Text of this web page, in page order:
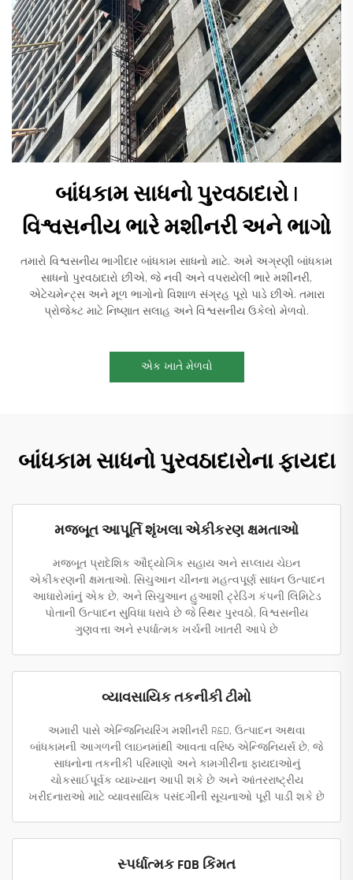
બાંધકામ સાધનો પુરવઠાદારો |
વિશ્વસનીય ભારે મશીનરી અને ભાગો
તમારો વિશ્વસનીય ભાગીદાર બાંધકામ સાધનો માટે. અમે અગ્રણી બાંધકામ
સાધનો પુરવઠાદારો છીએ, જે નવી અને વપરાયેલી ભારે મશીનરી,
એટેચમેન્ટ્સ અને મૂળ ભાગોનો વિશાળ સંગ્રહ પૂરો પાડે છીએ. તમારા
પ્રોજેક્ટ માટે નિષ્ણાત સલાહ અને વિશ્વસનીય ઉકેલો મેળવો.
એક ખાતે મેળવો
બાંધકામ સાધનો પુરવઠાદારોના ફાયદા
મજબૂત આપૂર્તિ શૃંખલા એકીકરણ ક્ષમતાઓ
મજબૂત પ્રાદેશિક ઔદ્યોગિક સહાય અને સપ્લાય ચેઇન
એકીકરણની ક્ષમતાઓ. સિચુઆન ચીનના મહત્વપૂર્ણ સાધન ઉત્પાદન
આધારોમાંનું એક છે, અને સિચુઆન હુઆશી ટ્રેડિંગ કંપની લિમિટેડ
પોતાની ઉત્પાદન સુવિધા ધરાવે છે જે સ્થિર પુરવઠો, વિશ્વસનીય
ગુણવત્તા અને સ્પર્ધાત્મક ખર્ચની ખાતરી આપે છે
વ્યાવસાયિક તકનીકી ટીમો
અમારી પાસે એન્જિનિયરિંગ મશીનરી R&D, ઉત્પાદન અથવા
બાંધકામની આગળની લાઇનમાંથી આવતા વરિષ્ઠ એન્જિનિયર્સ છે, જે
સાધનોના તકનીકી પરિમાણો અને કામગીરીના ફાયદાઓનું
ચોકસાઈપૂર્વક વ્યાખ્યાન આપી શકે છે અને આંતરરાષ્ટ્રીય
ખરીદનારાઓ માટે વ્યાવસાયિક પસંદગીની સૂચનાઓ પૂરી પાડી શકે છે
સ્પર્ધાત્મક FOB કિંમત